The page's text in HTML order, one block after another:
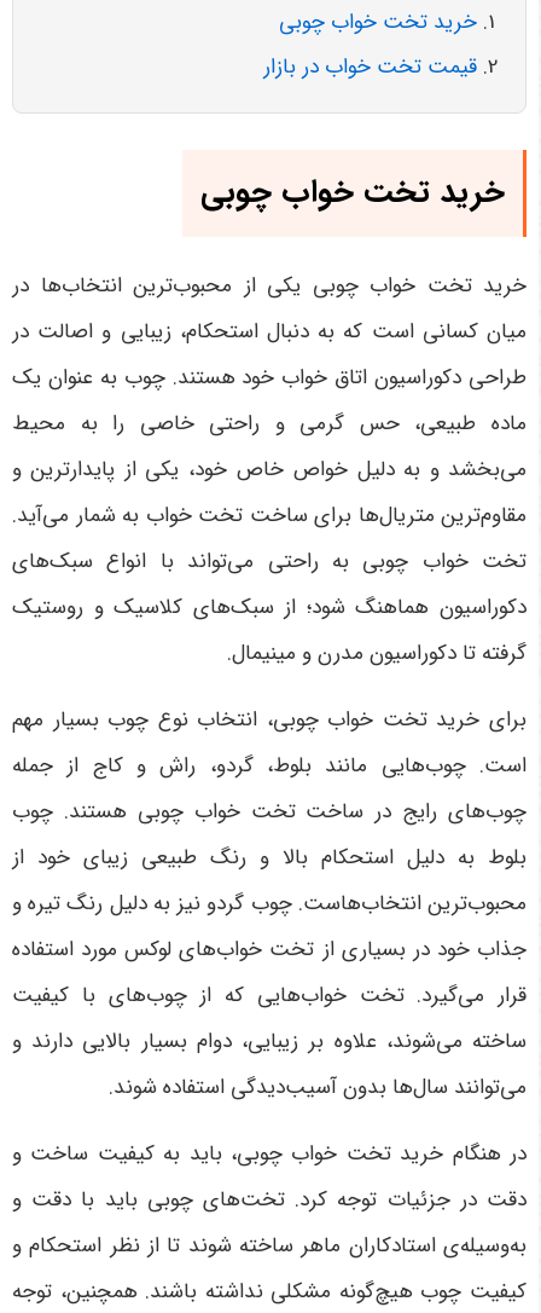
خرید تخت خواب چوبی
قیمت تخت خواب در بازار
خرید تخت خواب چوبی
خرید تخت خواب چوبی یکی از محبوب‌ترین انتخاب‌ها در
میان کسانی است که به دنبال استحکام، زیبایی و اصالت در
طراحی دکوراسیون اتاق خواب خود هستند. چوب به عنوان یک
ماده طبیعی، حس گرمی و راحتی خاصی را به محیط
می‌بخشد و به دلیل خواص خاص خود، یکی از پایدارترین و
مقاوم‌ترین متریال‌ها برای ساخت تخت خواب به شمار می‌آید.
تخت خواب چوبی به راحتی می‌تواند با انواع سبک‌های
دکوراسیون هماهنگ شود؛ از سبک‌های کلاسیک و روستیک
گرفته تا دکوراسیون مدرن و مینیمال.
برای خرید تخت خواب چوبی، انتخاب نوع چوب بسیار مهم
است. چوب‌هایی مانند بلوط، گردو، راش و کاج از جمله
چوب‌های رایج در ساخت تخت خواب چوبی هستند. چوب
بلوط به دلیل استحکام بالا و رنگ طبیعی زیبای خود از
محبوب‌ترین انتخاب‌هاست. چوب گردو نیز به دلیل رنگ تیره و
جذاب خود در بسیاری از تخت خواب‌های لوکس مورد استفاده
قرار می‌گیرد. تخت خواب‌هایی که از چوب‌های با کیفیت
ساخته می‌شوند، علاوه بر زیبایی، دوام بسیار بالایی دارند و
می‌توانند سال‌ها بدون آسیب‌دیدگی استفاده شوند.
در هنگام خرید تخت خواب چوبی، باید به کیفیت ساخت و
دقت در جزئیات توجه کرد. تخت‌های چوبی باید با دقت و
به‌وسیله‌ی استادکاران ماهر ساخته شوند تا از نظر استحکام و
کیفیت چوب هیچ‌گونه مشکلی نداشته باشند. همچنین، توجه